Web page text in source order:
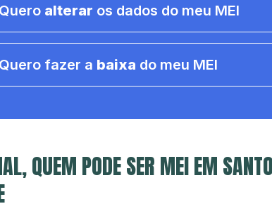
Quero alterar os dados do meu MEI
Quero fazer a baixa do meu MEI
QUEM PODE SER MEI EM